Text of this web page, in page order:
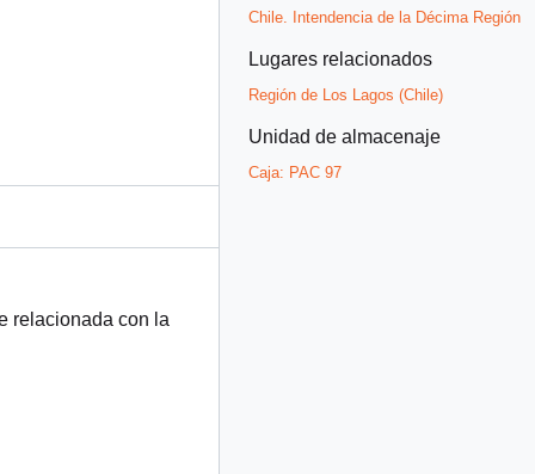
relacionada con la
Chile. Intendencia de la Décima Región
Lugares relacionados
Región de Los Lagos (Chile)
Unidad de almacenaje
Caja: PAC 97